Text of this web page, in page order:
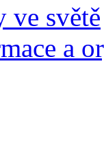
ve světě
a